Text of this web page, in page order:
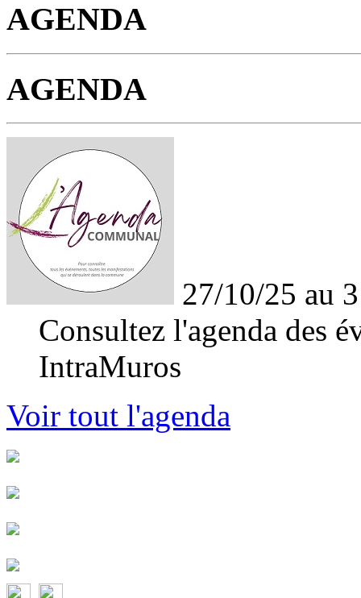
AGENDA
AGENDA
27/10/25 au
Consultez l'agenda des
IntraMuros
Voir tout l'agenda